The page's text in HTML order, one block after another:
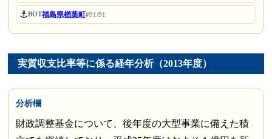
⚓BOT福島県楢葉町#91/91
実質収支比率等に係る経年分析（2013年度）
分析欄
財政調整基金について、後年度の大型事業に備えた積